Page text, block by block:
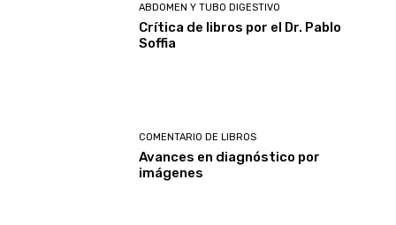
ABDOMEN Y TUBO DIGESTIVO
Crítica de libros por el Dr. Pablo
Soffia
COMENTARIO DE LIBROS
Avances en diagnóstico por
imágenes